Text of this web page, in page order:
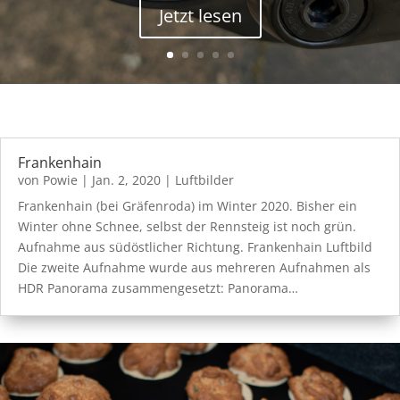
Jetzt lesen
Frankenhain
von Powie | Jan. 2, 2020 | Luftbilder
Frankenhain (bei Gräfenroda) im Winter 2020. Bisher ein
Winter ohne Schnee, selbst der Rennsteig ist noch grün.
Aufnahme aus südöstlicher Richtung. Frankenhain Luftbild
Die zweite Aufnahme wurde aus mehreren Aufnahmen als
HDR Panorama zusammengesetzt: Panorama…